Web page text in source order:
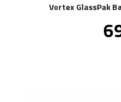
Vortex GlassPak